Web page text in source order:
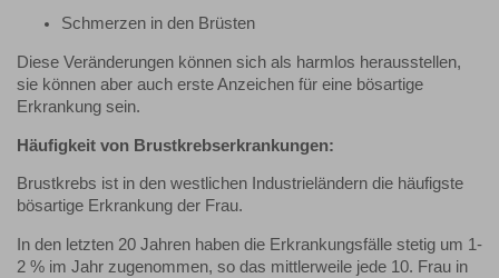
Schmerzen in den Brüsten
Diese Veränderungen können sich als harmlos herausstellen,
sie können aber auch erste Anzeichen für eine bösartige
Erkrankung sein.
Häufigkeit von Brustkrebserkrankungen:
Brustkrebs ist in den westlichen Industrieländern die häufigste
bösartige Erkrankung der Frau.
In den letzten 20 Jahren haben die Erkrankungsfälle stetig um 1-
2 % im Jahr zugenommen, so das mittlerweile jede 10. Frau in